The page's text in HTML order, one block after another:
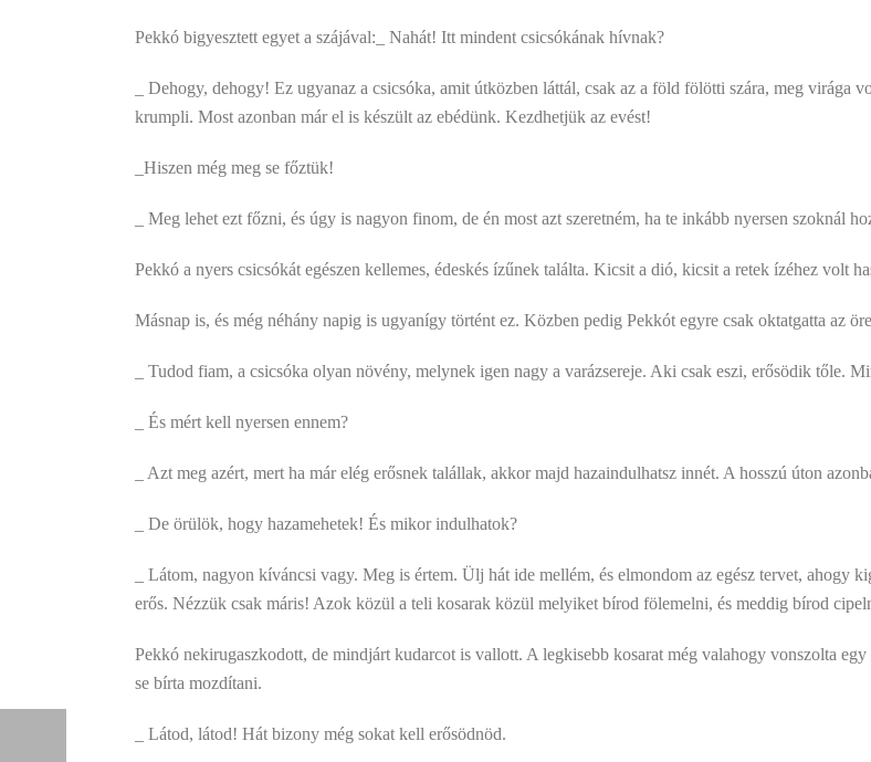
Pekkó bigyesztett egyet a szájával:_ Nahát! Itt mindent csicsókának hívnak?
_ Dehogy, dehogy! Ez ugyanaz a csicsóka, amit útközben láttál, csak az a föld fölötti szára, meg virága
krumpli. Most azonban már el is készült az ebédünk. Kezdhetjük az evést!
_Hiszen még meg se főztük!
_ Meg lehet ezt főzni, és úgy is nagyon finom, de én most azt szeretném, ha te inkább nyersen szoknál
Pekkó a nyers csicsókát egészen kellemes, édeskés ízűnek találta. Kicsit a dió, kicsit a retek ízéhez volt
Másnap is, és még néhány napig is ugyanígy történt ez. Közben pedig Pekkót egyre csak oktatgatta az
_ Tudod fiam, a csicsóka olyan növény, melynek igen nagy a varázsereje. Aki csak eszi, erősödik tőle.
_ És mért kell nyersen ennem?
_ Azt meg azért, mert ha már elég erősnek talállak, akkor majd hazaindulhatsz innét. A hosszú úton
_ De örülök, hogy hazamehetek! És mikor indulhatok?
_ Látom, nagyon kíváncsi vagy. Meg is értem. Ülj hát ide mellém, és elmondom az egész tervet, ahogy
erős. Nézzük csak máris! Azok közül a teli kosarak közül melyiket bírod fölemelni, és meddig bírod
Pekkó nekirugaszkodott, de mindjárt kudarcot is vallott. A legkisebb kosarat még valahogy vonszolta
se bírta mozdítani.
_ Látod, látod! Hát bizony még sokat kell erősödnöd.